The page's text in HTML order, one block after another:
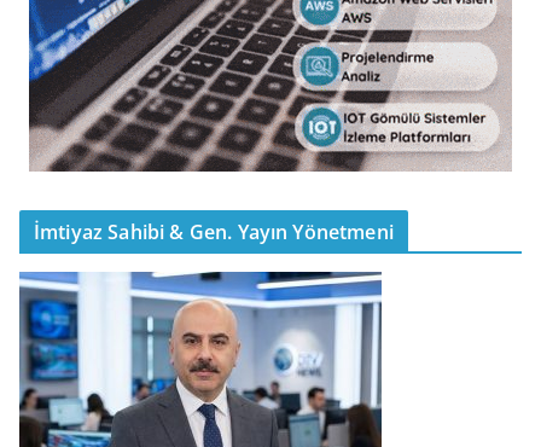
İmtiyaz Sahibi & Gen. Yayın Yönetmeni